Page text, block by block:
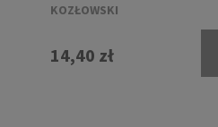
KOZŁOWSKI
14,40 zł